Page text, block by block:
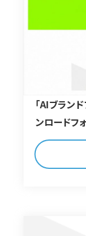
「AIブラン
ンロードフ